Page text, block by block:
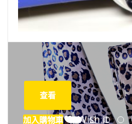
NT$320
查看
加入購物車 Wish it